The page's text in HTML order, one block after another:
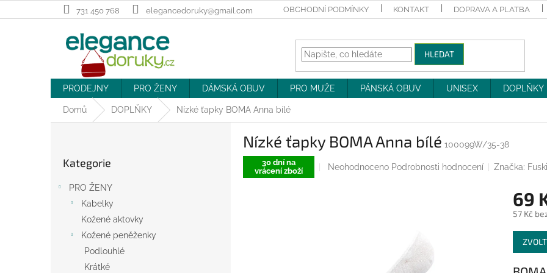
na
731 450 768 elegancedoruky@gmail.com OBCHODNÍ PODMÍNKY KONTAKT DOPRAVA A PLATBA
HLEDAT
PRODEJNY PRO ŽENY DÁMSKÁ OBUV PRO MUŽE PÁNSKÁ OBUV UNISEX DOPLŇKY
Domů DOPLŇKY Nízké ťapky BOMA Anna bílé
kategorie
Kategorie
PRO ŽENY
Kabelky
Kožené aktovky
Kožené peněženky
Podlouhlé
Krátké
Nízké ťapky BOMA Anna bílé 100099W/35-38
30 dní na
vrácení zboží
Průměrné
Neohodnoceno Podrobnosti hodnocení Značka:
69
57 Kč
Měrná
cena: